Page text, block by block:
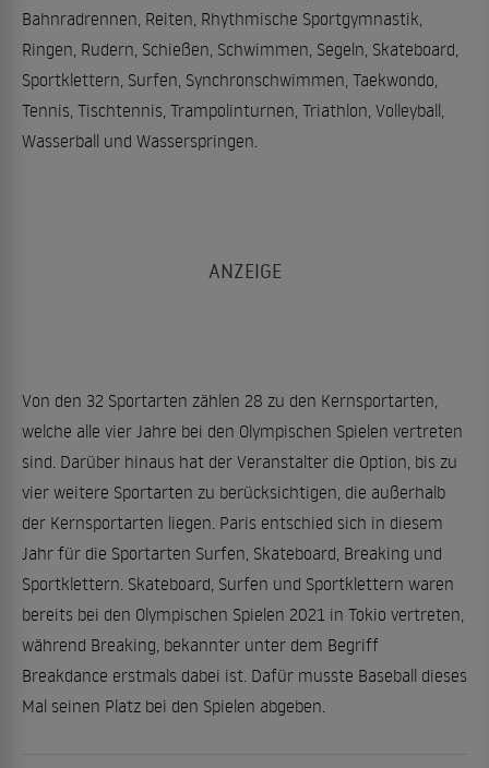
Bahnradrennen, Reiten, Rhythmische Sportgymnastik,
Ringen, Rudern, Schießen, Schwimmen, Segeln, Skateboard,
Sportklettern, Surfen, Synchronschwimmen, Taekwondo,
Tennis, Tischtennis, Trampolinturnen, Triathlon, Volleyball,
Wasserball und Wasserspringen.
Von den 32 Sportarten zählen 28 zu den Kernsportarten,
welche alle vier Jahre bei den Olympischen Spielen vertreten
sind. Darüber hinaus hat der Veranstalter die Option, bis zu
vier weitere Sportarten zu berücksichtigen, die außerhalb
der Kernsportarten liegen. Paris entschied sich in diesem
Jahr für die Sportarten Surfen, Skateboard, Breaking und
Sportklettern. Skateboard, Surfen und Sportklettern waren
bereits bei den Olympischen Spielen 2021 in Tokio vertreten,
während Breaking, bekannter unter dem Begriff
Breakdance erstmals dabei ist. Dafür musste Baseball dieses
Mal seinen Platz bei den Spielen abgeben.